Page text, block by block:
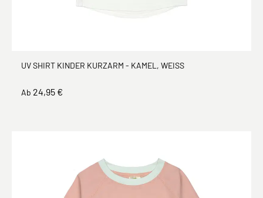
UV SHIRT KINDER KURZARM - KAMEL, WEISS
Ab 24,95 €